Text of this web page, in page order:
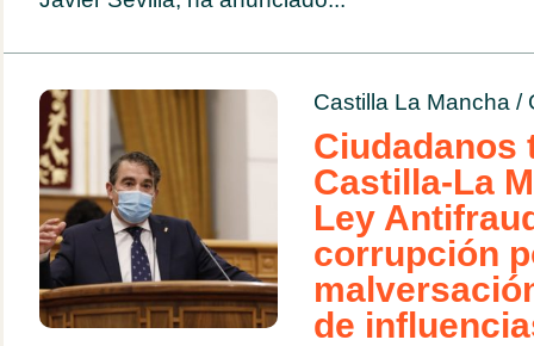
Castilla La Mancha /
Ciudadanos
Castilla-La
Ley
corrupción
de